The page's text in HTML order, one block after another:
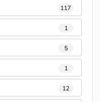
117
1
5
1
12